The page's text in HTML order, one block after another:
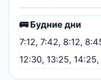
🚌 Будние дни
7:12, 7:42, 8:12,
12:30, 13:25,